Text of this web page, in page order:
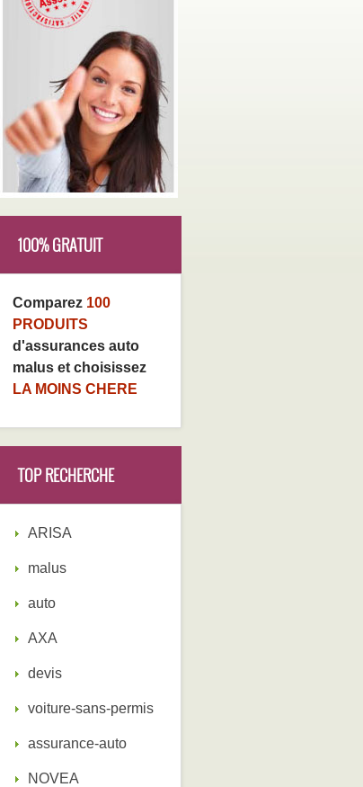
100% GRATUIT
Comparez 100
PRODUITS
d'assurances auto
malus et choisissez
LA MOINS CHERE
TOP RECHERCHE
ARISA
malus
auto
AXA
devis
voiture-sans-permis
assurance-auto
NOVEA